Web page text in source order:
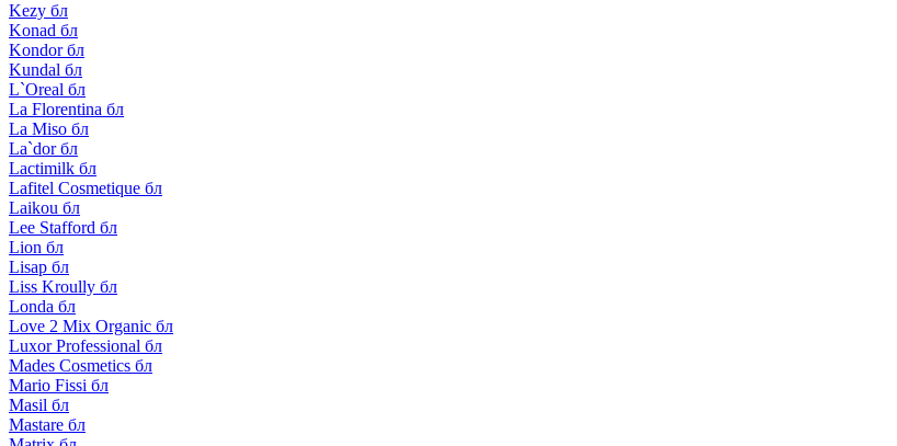
Kezy бл
Konad бл
Kondor бл
Kundal бл
L`Oreal бл
La Florentina бл
La Miso бл
La`dor бл
Lactimilk бл
Lafitel Cosmetique бл
Laikou бл
Lee Stafford бл
Lion бл
Lisap бл
Liss Kroully бл
Londa бл
Love 2 Mix Organic бл
Luxor Professional бл
Mades Cosmetics бл
Mario Fissi бл
Masil бл
Mastare бл